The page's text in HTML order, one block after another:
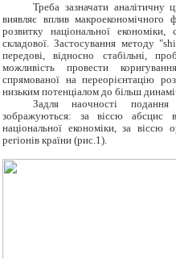
Треба зазначати аналітичну
виявляє вплив макроекономічного
розвитку національної економіки,
складової. Застосування методу
передові, відносно стабільні,
можливість провести
спрямованої на переорієнтацію
низьким потенціалом до більш
Задля наочності подання
зображуються: за віссю абсцис
національної економіки, за віссю
регіонів країни (рис.1).